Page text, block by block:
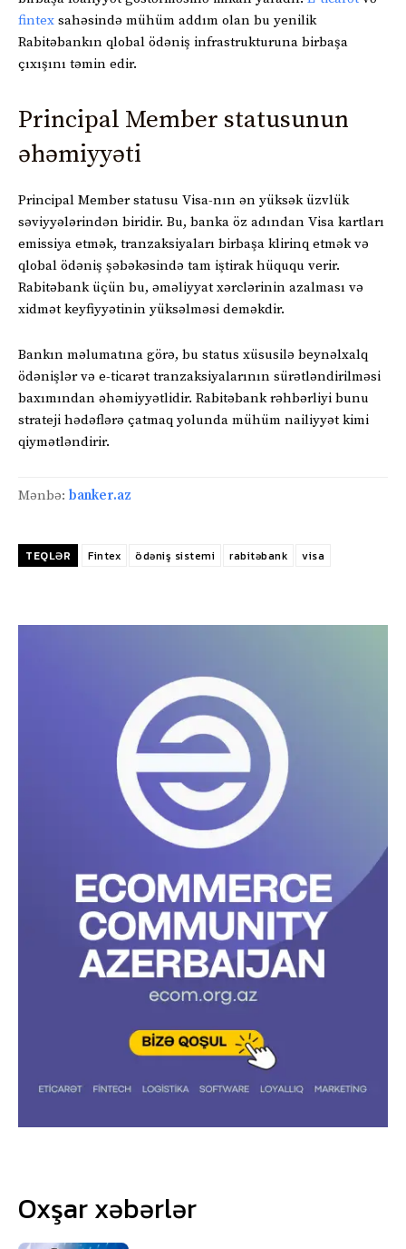
fintex sahəsində mühüm addım olan bu yenilik
Rabitəbankın qlobal ödəniş infrastrukturuna birbaşa
çıxışını təmin edir.
Principal Member statusunun
əhəmiyyəti
Principal Member statusu Visa-nın ən yüksək üzvlük
səviyyələrindən biridir. Bu, banka öz adından Visa kartları
emissiya etmək, tranzaksiyaları birbaşa klirinq etmək və
qlobal ödəniş şəbəkəsində tam iştirak hüququ verir.
Rabitəbank üçün bu, əməliyyat xərclərinin azalması və
xidmət keyfiyyətinin yüksəlməsi deməkdir.
Bankın məlumatına görə, bu status xüsusilə beynəlxalq
ödənişlər və e-ticarət tranzaksiyalarının sürətləndirilməsi
baxımından əhəmiyyətlidir. Rabitəbank rəhbərliyi bunu
strateji hədəflərə çatmaq yolunda mühüm nailiyyət kimi
qiymətləndirir.
Mənbə: banker.az
TEQLƏR Fintex ödəniş sistemi rabitəbank visa
Oxşar xəbərlər